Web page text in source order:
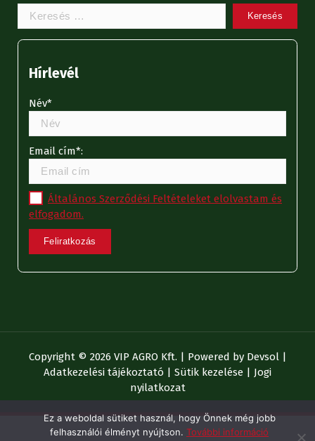
Keresem:
Hírlevél
Név*
Email cím*:
Általános Szerződési Feltételeket elolvastam és
elfogadom.
Copyright © 2026 VIP AGRO Kft. | Powered by Devsol |
Adatkezelési tájékoztató | Sütik kezelése | Jogi
nyilatkozat
Ez a weboldal sütiket használ, hogy Önnek még jobb
felhasználói élményt nyújtson. További információ